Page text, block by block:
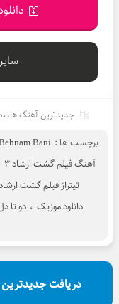
جدیدترین آهنگ ها،
برچسب ها : Bani
آهنگ فیلم گشت ارشاد 3
تیتراژ فیلم گشت
دانلود موزیک ، دو تا
دریافت